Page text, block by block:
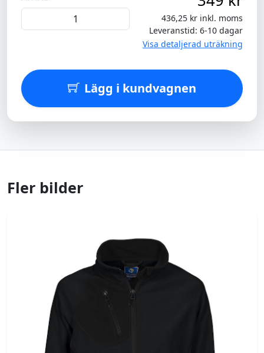
436,25 kr inkl. moms
Leveranstid: 6-10 dagar
Visa detaljerad uträkning
Lägg i kundvagnen
Fler bilder